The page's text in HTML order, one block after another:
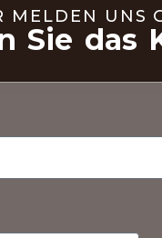
MELDEN UNS
Sie das